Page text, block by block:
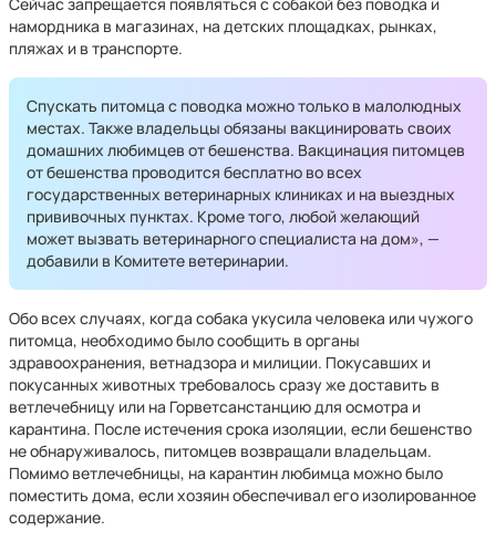
намордника в магазинах, на детских площадках, рынках,
пляжах и в транспорте.
Спускать питомца с поводка можно только в малолюдных
местах. Также владельцы обязаны вакцинировать своих
домашних любимцев от бешенства. Вакцинация питомцев
от бешенства проводится бесплатно во всех
государственных ветеринарных клиниках и на выездных
прививочных пунктах. Кроме того, любой желающий
может вызвать ветеринарного специалиста на дом», —
добавили в Комитете ветеринарии.
Обо всех случаях, когда собака укусила человека или чужого
питомца, необходимо было сообщить в органы
здравоохранения, ветнадзора и милиции. Покусавших и
покусанных животных требовалось сразу же доставить в
ветлечебницу или на Горветсанстанцию для осмотра и
карантина. После истечения срока изоляции, если бешенство
не обнаруживалось, питомцев возвращали владельцам.
Помимо ветлечебницы, на карантин любимца можно было
поместить дома, если хозяин обеспечивал его изолированное
содержание.